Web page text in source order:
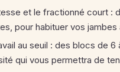
et le fractionné court :
pour habituer vos
au seuil : des blocs de 6
qui vous permettra de